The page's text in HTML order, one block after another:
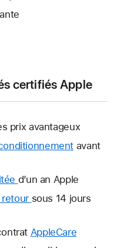
certifiés Apple
prix avantageux
avant
Une
nouvelle
d’un an Apple
Une
fenêtre
sous 14 jours
AppleCare